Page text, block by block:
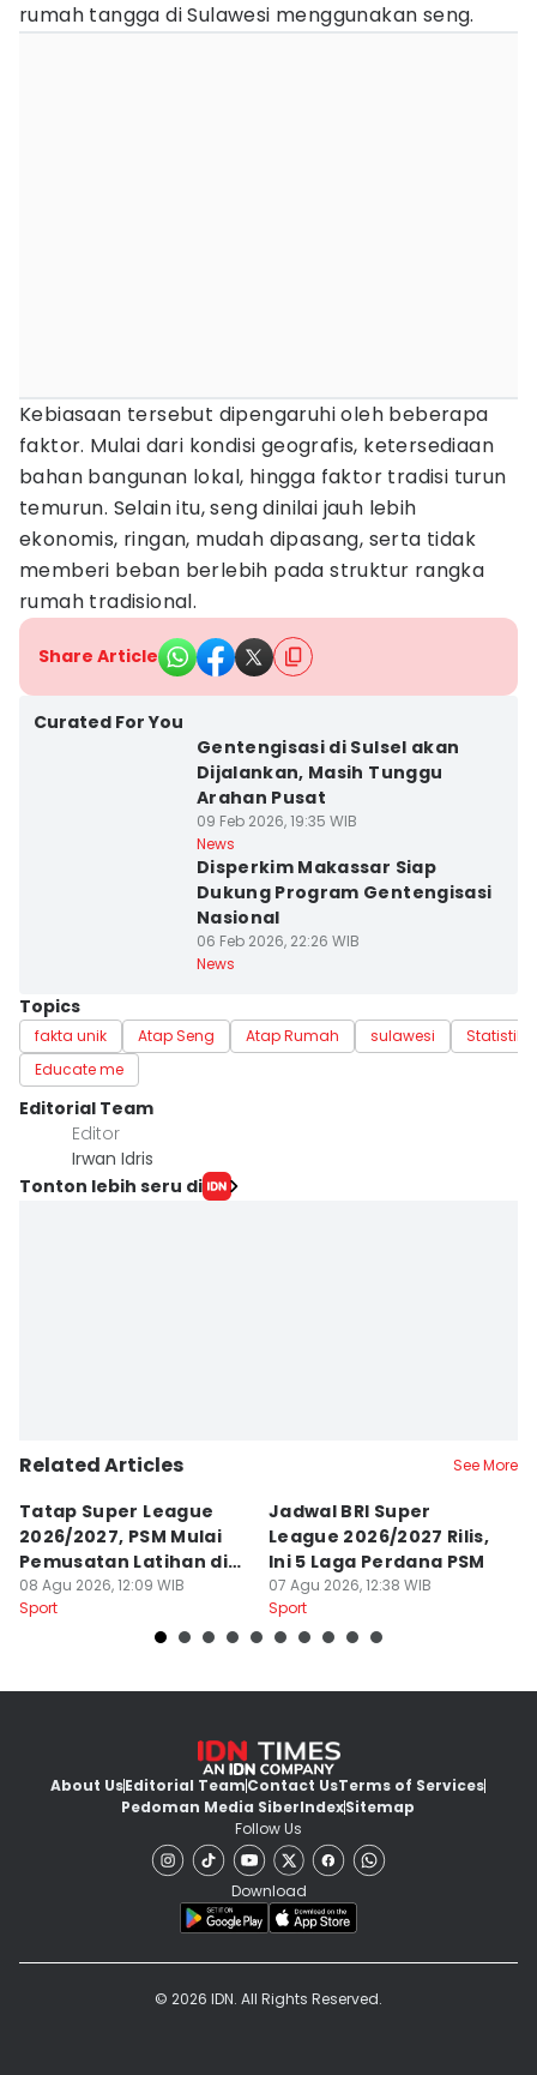
rumah tangga di Sulawesi menggunakan seng.
Kebiasaan tersebut dipengaruhi oleh beberapa
faktor. Mulai dari kondisi geografis, ketersediaan
bahan bangunan lokal, hingga faktor tradisi turun
temurun. Selain itu, seng dinilai jauh lebih
ekonomis, ringan, mudah dipasang, serta tidak
memberi beban berlebih pada struktur rangka
rumah tradisional.
Share Article
Curated For You
Gentengisasi di Sulsel akan
Dijalankan, Masih Tunggu
Arahan Pusat
09 Feb 2026, 19:35 WIB
News
Disperkim Makassar Siap
Dukung Program Gentengisasi
Nasional
06 Feb 2026, 22:26 WIB
News
Topics
fakta unik Atap Seng Atap Rumah sulawesi
Statistik
Educate me
Editorial Team
Editor
Irwan Idris
Tonton lebih seru di
Related Articles See More
Tatap Super League
2026/2027, PSM Mulai
Pemusatan Latihan di
Jogja
08 Agu 2026, 12:09 WIB
Sport
Jadwal BRI Super
League 2026/2027 Rilis,
Ini 5 Laga Perdana PSM
07 Agu 2026, 12:38 WIB
Sport
About UsEditorial TeamContact UsTerms of Services
Pedoman Media SiberIndexSitemap
Follow Us
Download
© 2026 IDN. All Rights Reserved.